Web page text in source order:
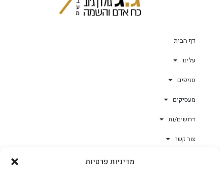
מדיניות פרטיות
דף הבית
עלינו
סניפים
מעסיקים
דרושים/ות
צור קשר